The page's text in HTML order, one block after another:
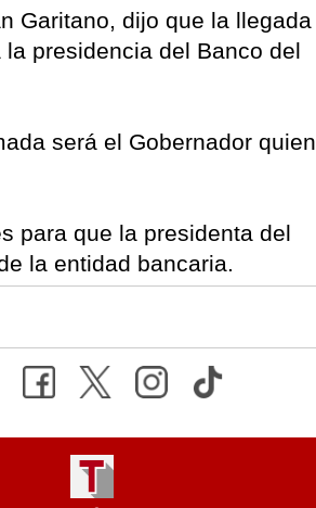
Garitano, dijo que la llegada
presidencia del Banco del
será el Gobernador quien
para que la presidenta del
la entidad bancaria.